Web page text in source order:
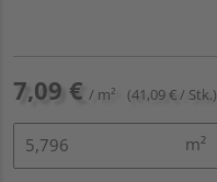
7,09 € / m² (41,09 € / Stk.)
m²